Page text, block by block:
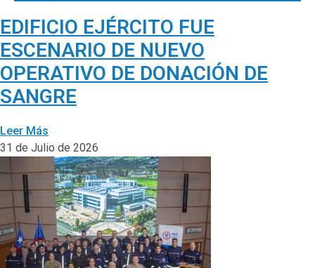
EDIFICIO EJÉRCITO FUE
ESCENARIO DE NUEVO
OPERATIVO DE DONACIÓN DE
SANGRE
Leer Más
31 de Julio de 2026